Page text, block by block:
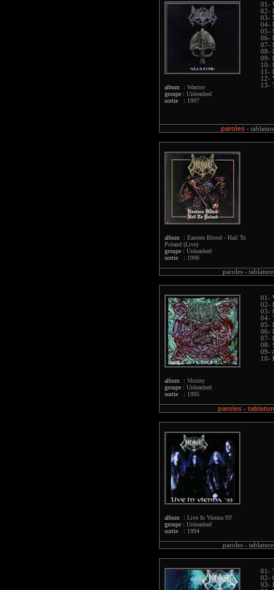
album : Warrior
groupe : Unleashed
sortie : 1997
01-
02-
03-
04-
05-
06-
07-
08-
09-
10-
11-
12-
13-
paroles-
album : Eastern Blood - Hail To
Poland (Live)
groupe : Unleashed
sortie : 1996
paroles -
album : Victory
groupe : Unleashed
sortie : 1995
01-
02-
03-
04-
05-
06-
07-
08-
09-
10-
paroles -
album : Live In Vienna 93'
groupe : Unleashed
sortie : 1994
paroles -
01-
02-
03-